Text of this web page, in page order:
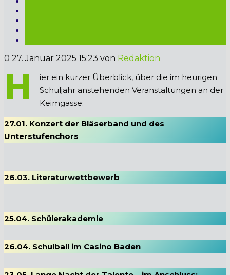
0 27. Januar 2025 15:23 von Redaktion
H
ier ein kurzer Überblick, über die im heurigen
Schuljahr anstehenden Veranstaltungen an der
Keimgasse:
27.01. Konzert der Bläserband und des
Unterstufenchors
26.03. Literaturwettbewerb
25.04. Schülerakademie
26.04. Schulball im Casino Baden